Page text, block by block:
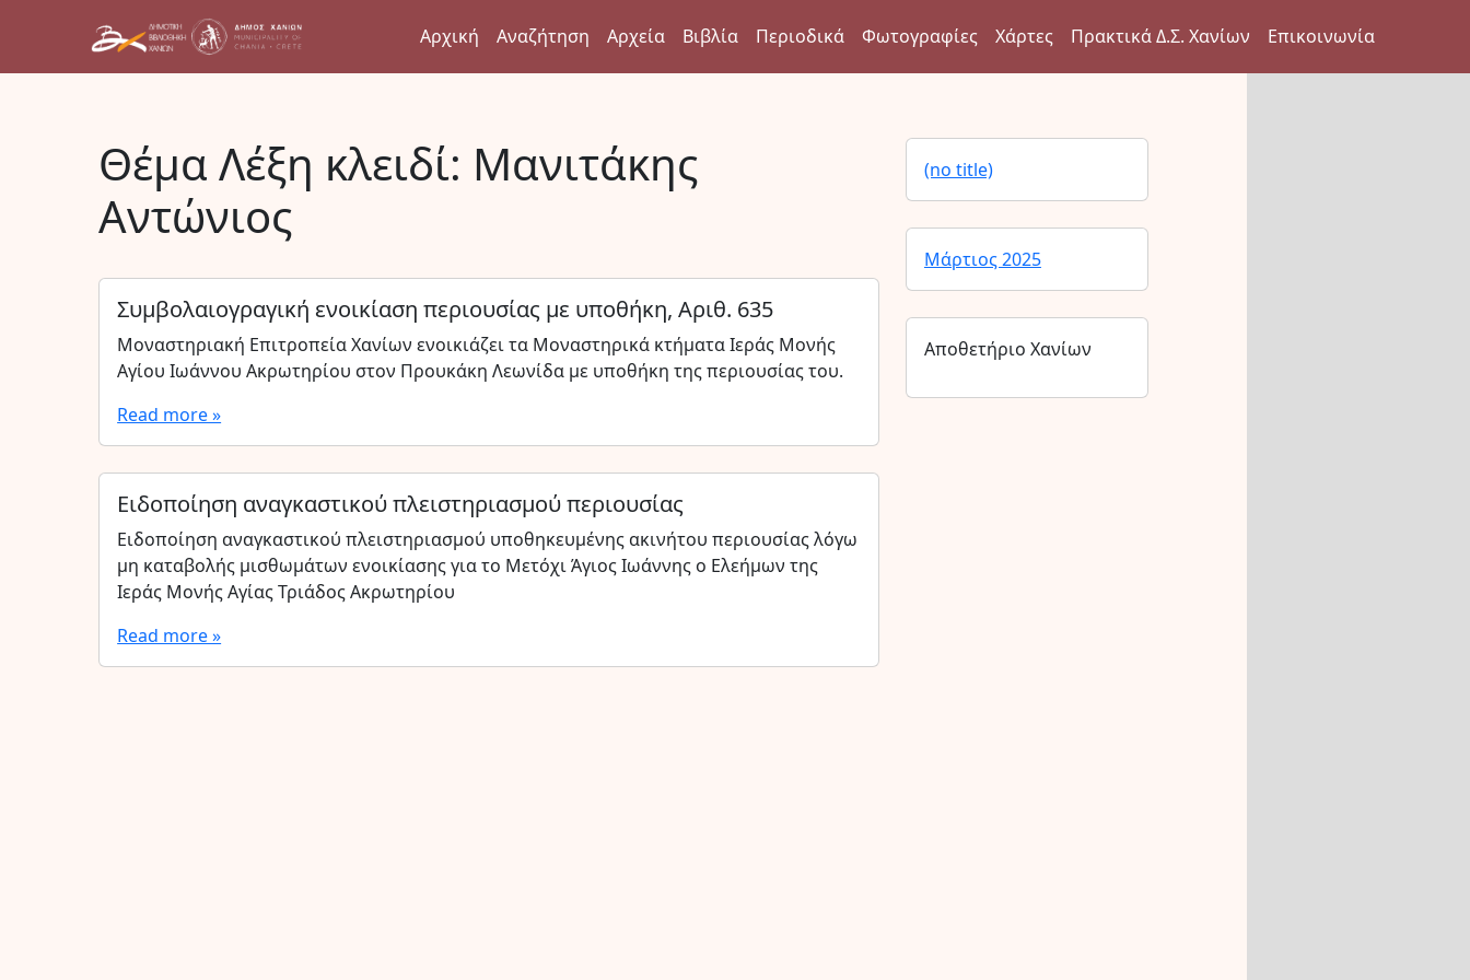
Αρχική Αναζήτηση Αρχεία Βιβλία Περιοδικά Φωτογραφίες Χάρτες Πρακτικά Δ.Σ. Χανίων Επικοινωνία
Θέμα Λέξη κλειδί: Μανιτάκης
Αντώνιος
Συμβολαιογραγική ενοικίαση περιουσίας με υποθήκη, Αριθ. 635
Μοναστηριακή Επιτροπεία Χανίων ενοικιάζει τα Μοναστηρικά κτήματα Ιεράς Μονής
Αγίου Ιωάννου Ακρωτηρίου στον Προυκάκη Λεωνίδα με υποθήκη της περιουσίας του.
Read more »
Ειδοποίηση αναγκαστικού πλειστηριασμού περιουσίας
Ειδοποίηση αναγκαστικού πλειστηριασμού υποθηκευμένης ακινήτου περιουσίας λόγω
μη καταβολής μισθωμάτων ενοικίασης για το Μετόχι Άγιος Ιωάννης ο Ελεήμων της
Ιεράς Μονής Αγίας Τριάδος Ακρωτηρίου
Read more »
(no title)
Μάρτιος 2025
Αποθετήριο Χανίων